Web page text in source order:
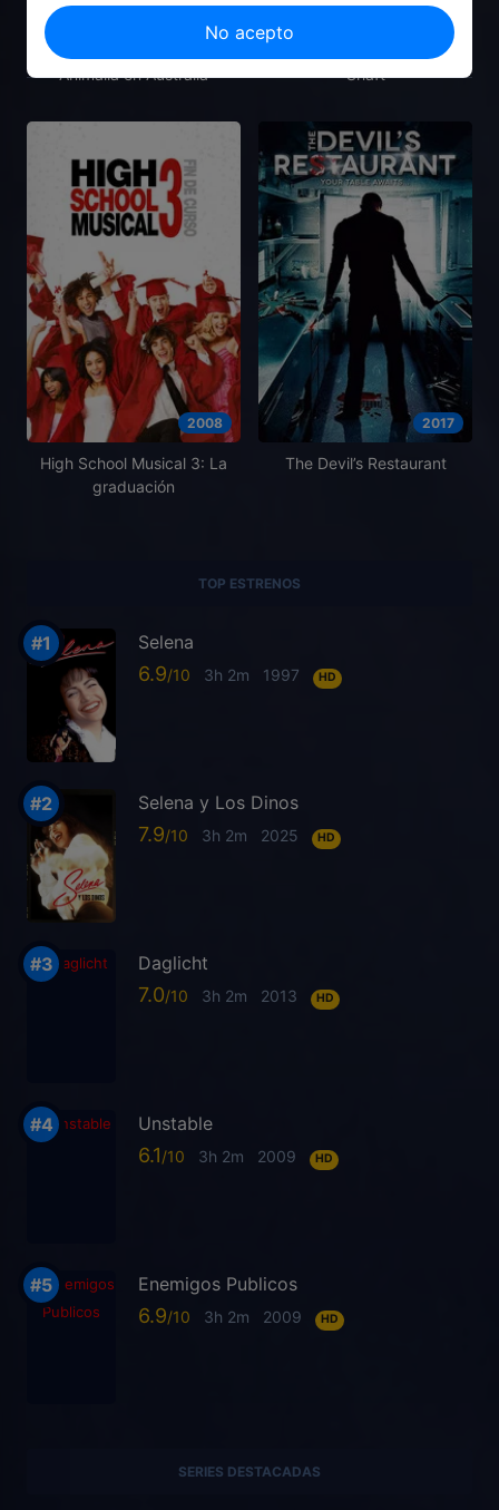
2021
Animalia en Australia
2019
Shaft
2008
High School Musical 3: La
graduación
2017
The Devil’s Restaurant
TOP ESTRENOS
Selena
6.9 3h 2m 1997 HD
Selena y Los Dinos
7.9 3h 2m 2025 HD
Daglicht
7.0 3h 2m 2013 HD
Unstable
6.1 3h 2m 2009 HD
Enemigos Publicos
6.9 3h 2m 2009 HD
SERIES DESTACADAS
No acepto